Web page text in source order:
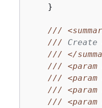
    }
///
/// Create
///
</
///
<param
///
///
///